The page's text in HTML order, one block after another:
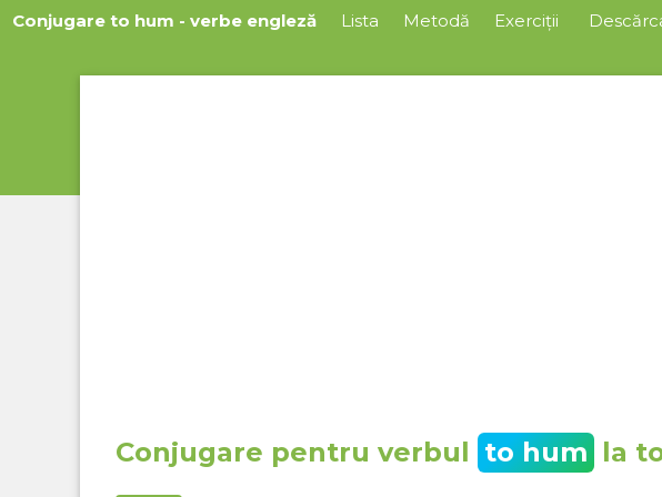
Conjugare to hum - verbe engleză Lista Metodă Exerciții
Conjugare pentru verbul to hum la